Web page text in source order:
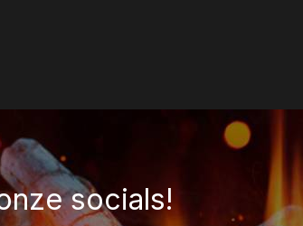
socials!